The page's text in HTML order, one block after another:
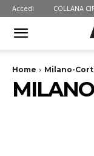
Accedi COLLANA
Home Milano-